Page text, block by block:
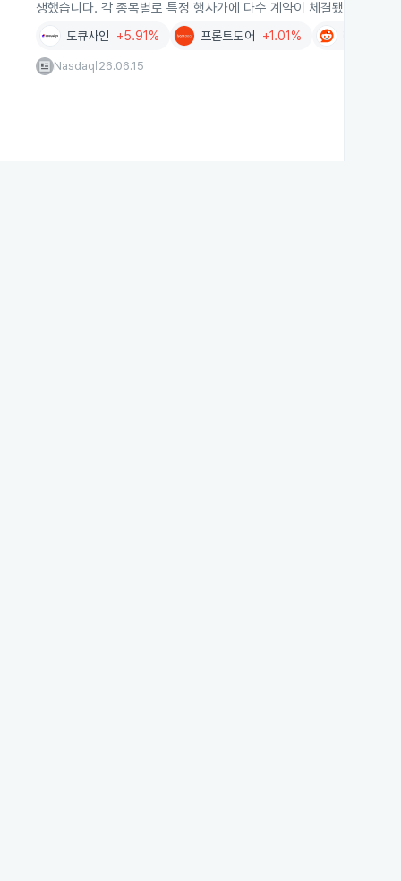
생했습니다. 각 종목별로 특정 행사가에 다수 계약이 체결됐습니다.
도큐사인 +5.91% 프론트도어 +1.01%
Nasdaq 26.06.15